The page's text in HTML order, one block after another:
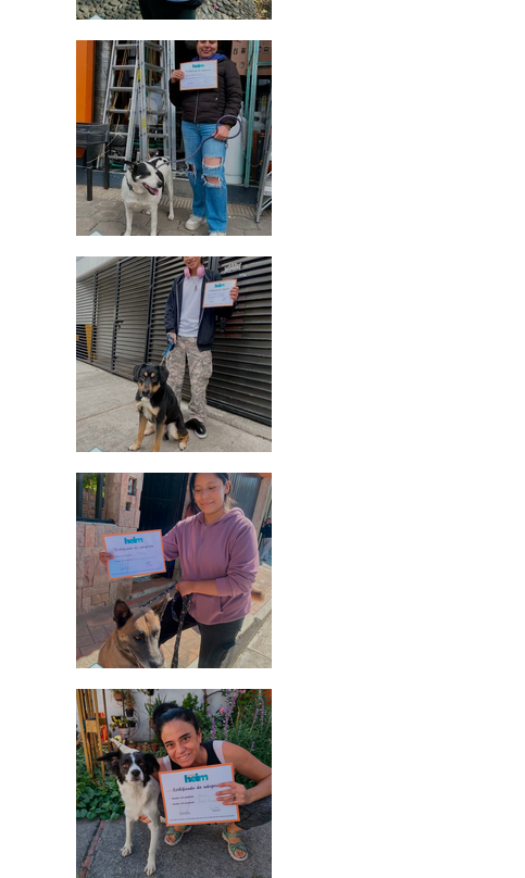
Bellota
Vaquita
Spot
Morris